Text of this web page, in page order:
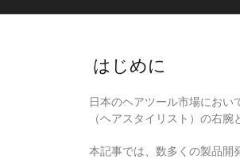
はじめに
日本のヘアツール市場にお
（ヘアスタイリスト）の右
本記事では、数多くの製品開